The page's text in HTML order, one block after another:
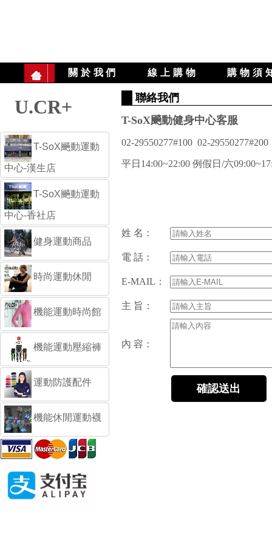
關於我們 線上購物 購物須
U.CR+
T-SoX飈動運動
中心-漢生店
T-SoX飈動運動
中心-香社店
健身運動商品
時尚運動休閒
機能運動時尚館
機能運動壓縮褲
運動防護配件
機能休閒運動襪
聯絡我們
T-SoX飈動健身中心客服
02-29550277#100 02-
平日14:00~22:00 例假日/六
姓 名：
電 話：
E-MAIL：
主 旨：
內 容：